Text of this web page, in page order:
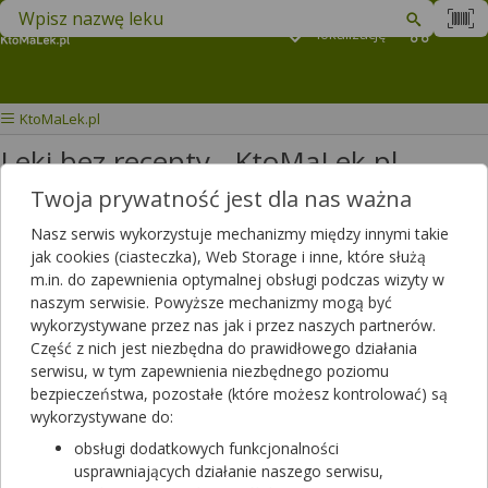
lokalizację
Znajdź lek w swojej okolicy
KtoMaLek.pl
Leki bez recepty - KtoMaLek.pl
Wybierz grupę produktów
Akcesoria/sprzęt medyczny
Ginekologia i menopauza
Jama ustna - pielęgnacja
Jama ustna - preparaty o działaniu
terapeutycznym
Twoja prywatność jest dla nas ważna
Nasz serwis wykorzystuje mechanizmy między innymi takie
jak cookies (ciasteczka), Web Storage i inne, które służą
m.in. do zapewnienia optymalnej obsługi podczas wizyty w
naszym serwisie. Powyższe mechanizmy mogą być
wykorzystywane przez nas jak i przez naszych partnerów.
Część z nich jest niezbędna do prawidłowego działania
serwisu, w tym zapewnienia niezbędnego poziomu
bezpieczeństwa, pozostałe (które możesz kontrolować) są
wykorzystywane do:
obsługi dodatkowych funkcjonalności
usprawniających działanie naszego serwisu,